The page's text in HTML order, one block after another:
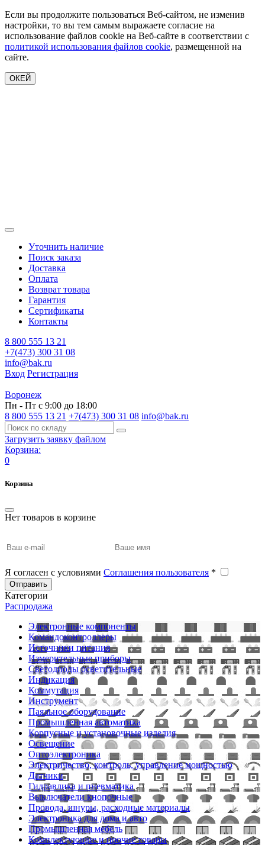
Если вы продолжите пользоваться Веб-сайтом, не изменив
настройки, то вы тем самым выражаете согласие на
использование файлов cookie на Веб-сайте в соответствии с
политикой использования файлов cookie, размещенной на
сайте.
ОКЕЙ
Уточнить наличие
Поиск заказа
Доставка
Оплата
Возврат товара
Гарантия
Сертификаты
Контакты
8 800 555 13 21
+7(473) 300 31 08
info@bak.ru
Вход Регистрация
Воронеж
Пн - Пт с 9:00 до 18:00
8 800 555 13 21 +7(473) 300 31 08 info@bak.ru
Загрузить заявку файлом
Корзина:
0
Корзина
Нет товаров в корзине
Я согласен с условиями Соглашения пользователя *
Отправить
Категории
Распродажа
Электронные компоненты
Командоконтроллеры
Источники питания
Измерительные приборы
Светодиоды осветительные
Индикация
Коммутация
Инструмент
Паяльное оборудование
Промышленная автоматика
Корпусные и установочные изделия
Освещение
Оптоэлектроника
Электричество, контроль, управление мощностью
Датчики
Гидравлика и пневматика
Выключатели кнопочные
Провода, шнуры, расходные материалы
Электроника для дома и авто
Промышленная мебель
Комплектующие и прочие товары